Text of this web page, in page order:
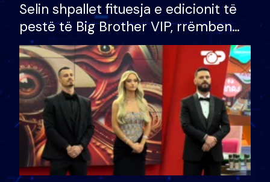
Selin shpallet fituesja e edicionit të
pestë të Big Brother VIP, rrëmben
çmimin e madh prej 100 mijë eurosh